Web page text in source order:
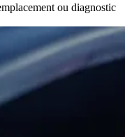
ou diagnostic